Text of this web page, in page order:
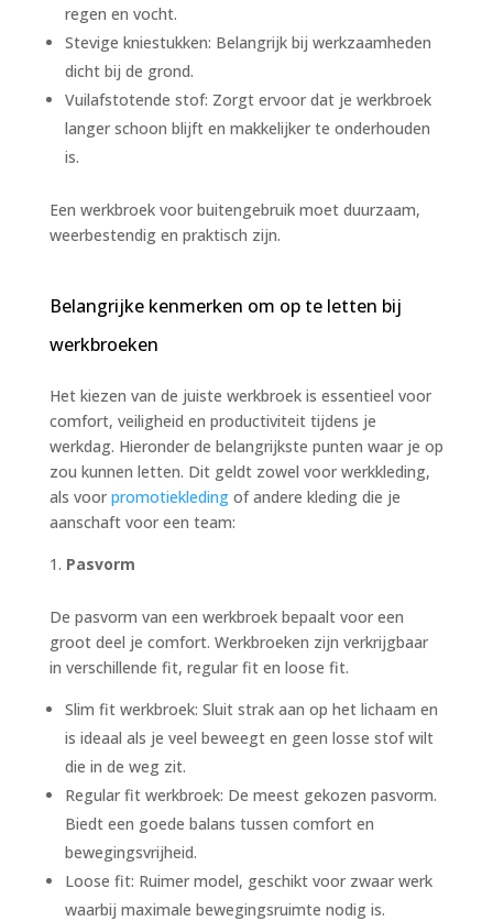
regen en vocht.
Stevige kniestukken: Belangrijk bij werkzaamheden
dicht bij de grond.
Vuilafstotende stof: Zorgt ervoor dat je werkbroek
langer schoon blijft en makkelijker te onderhouden
is.
Een werkbroek voor buitengebruik moet duurzaam,
weerbestendig en praktisch zijn.
Belangrijke kenmerken om op te letten bij
werkbroeken
Het kiezen van de juiste werkbroek is essentieel voor
comfort, veiligheid en productiviteit tijdens je
werkdag. Hieronder de belangrijkste punten waar je op
zou kunnen letten. Dit geldt zowel voor werkkleding,
als voor promotiekledingof andere kleding die je
aanschaft voor een team:
Pasvorm
De pasvorm van een werkbroek bepaalt voor een
groot deel je comfort. Werkbroeken zijn verkrijgbaar
in verschillende fit, regular fit en loose fit.
Slim fit werkbroek: Sluit strak aan op het lichaam en
is ideaal als je veel beweegt en geen losse stof wilt
die in de weg zit.
Regular fit werkbroek: De meest gekozen pasvorm.
Biedt een goede balans tussen comfort en
bewegingsvrijheid.
Loose fit: Ruimer model, geschikt voor zwaar werk
waarbij maximale bewegingsruimte nodig is.